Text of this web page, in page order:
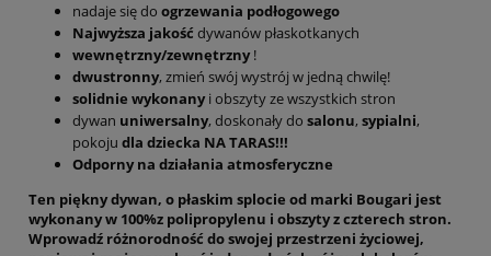
nadaje się do ogrzewania podłogowego
Najwyższa jakość dywanów płaskotkanych
wewnętrzny/zewnętrzny!
dwustronny, zmień swój wystrój w jedną chwilę!
solidnie wykonanyi obszyty ze wszystkich stron
dywan uniwersalny, doskonały do salonu, sypialni,
pokoju dla dziecka NA TARAS!!!
Odporny na działania atmosferyczne
Ten piękny dywan, o płaskim splocie od marki Bougari jest
wykonany w 100%z polipropylenu i obszyty z czterech stron.
Wprowadź różnorodność do swojej przestrzeni życiowej,